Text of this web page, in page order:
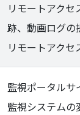
リモートアク
跡、動画ログの
リモートアクセ
監視ポータルサ
監視システムの